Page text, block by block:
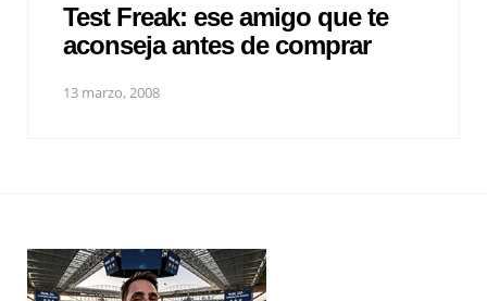
Test Freak: ese amigo que te
aconseja antes de comprar
13 marzo, 2008